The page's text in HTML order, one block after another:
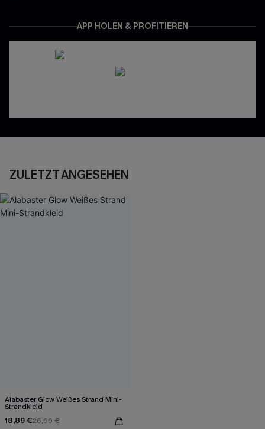
APP HOLEN & PROFITIEREN
ZULETZT ANGESEHEN
Alabaster Glow Weißes Strand Mini-
Strandkleid
18,89 €26,99 €